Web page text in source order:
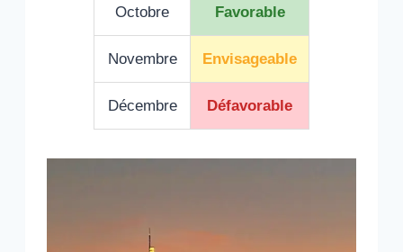
Octobre Favorable
Novembre Envisageable
Décembre Défavorable